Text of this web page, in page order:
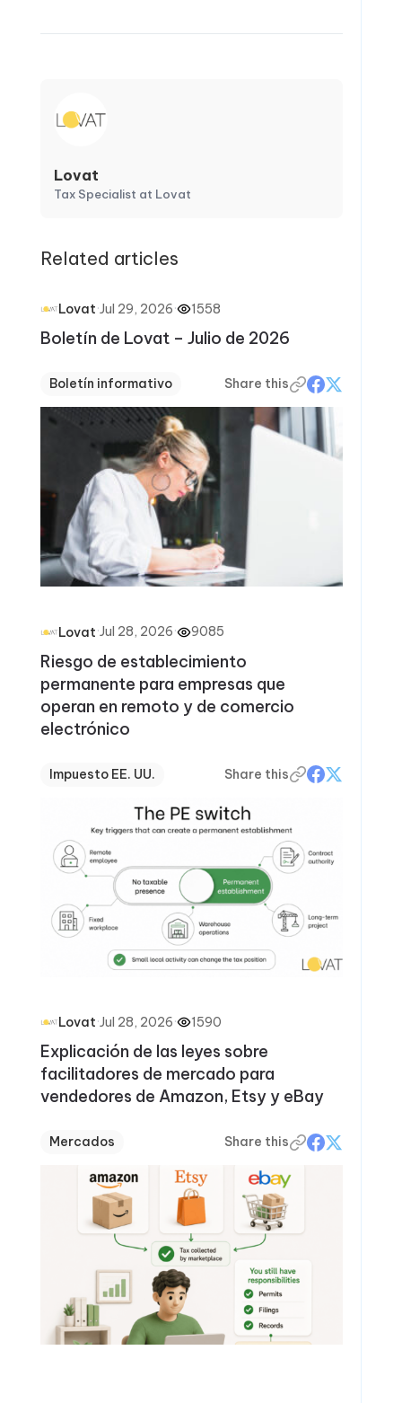
Lovat
Tax Specialist at Lovat
Related articles
Lovat·Jul 29, 2026· 1558
Boletín de Lovat – Julio de 2026
Boletín informativo Share this
Lovat·Jul 28, 2026· 9085
Riesgo de establecimiento
permanente para empresas que
operan en remoto y de comercio
electrónico
Impuesto EE. UU. Share this
Lovat·Jul 28, 2026· 1590
Explicación de las leyes sobre
facilitadores de mercado para
vendedores de Amazon, Etsy y eBay
Mercados Share this